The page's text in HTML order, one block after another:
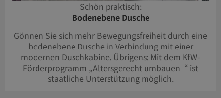
Schön praktisch:
Bodenebene Dusche
Gönnen Sie sich mehr Bewegungsfreiheit durch eine
bodenebene Dusche in Verbindung mit einer
modernen Duschkabine. Übrigens: Mit dem KfW-
Förderprogramm „Altersgerecht umbauen“ ist
staatliche Unterstützung möglich.